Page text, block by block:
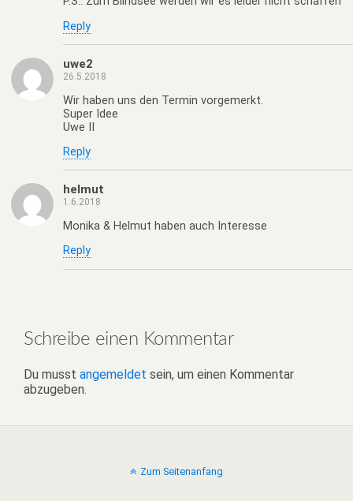
Reply
uwe2
26.5.2018
Wir haben uns den Termin vorgemerkt.
Super Idee
Uwe II
Reply
helmut
1.6.2018
Monika & Helmut haben auch Interesse
Reply
Schreibe einen Kommentar
Du musst angemeldet sein, um einen Kommentar
abzugeben.
Zum Seitenanfang